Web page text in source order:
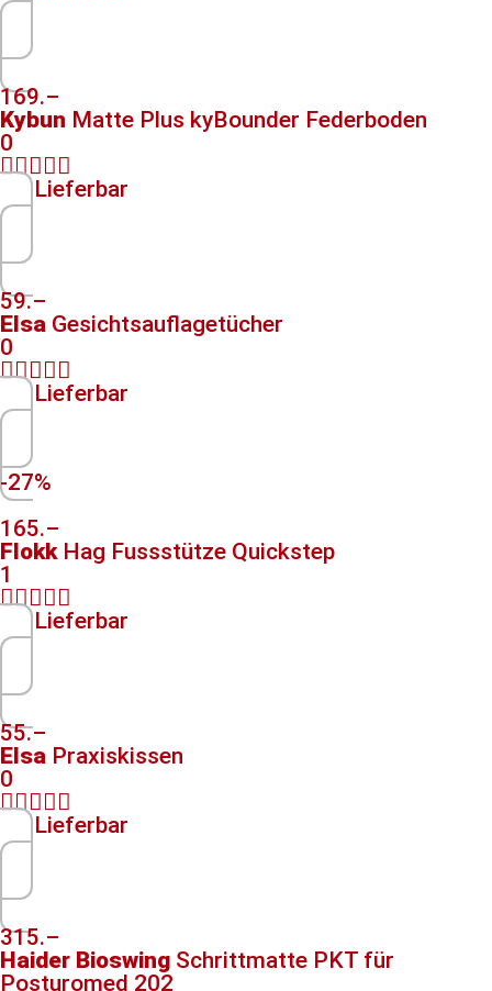
169.–
Kybun Matte Plus kyBounder Federboden
0

Lieferbar
59.–
Elsa Gesichtsauflagetücher
0

Lieferbar
-27%
165.–
FlokkHag Fussstütze Quickstep
1

Lieferbar
55.–
Elsa Praxiskissen
0

Lieferbar
315.–
Haider Bioswing Schrittmatte PKT für
Posturomed 202